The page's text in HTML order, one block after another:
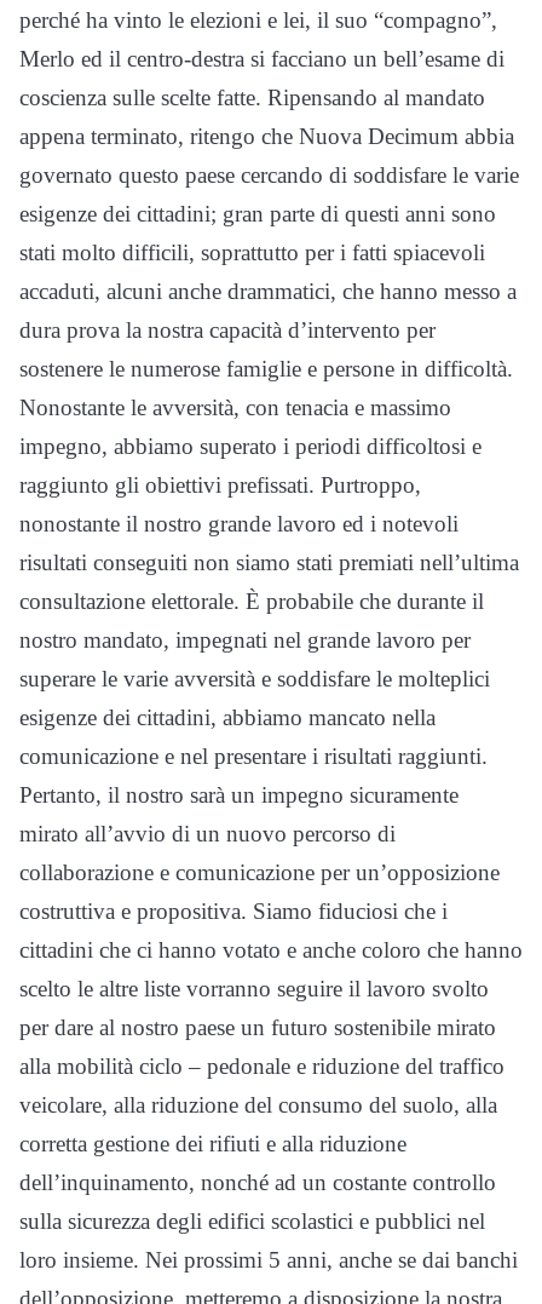
perché ha vinto le elezioni e lei, il suo “compagno”,
Merlo ed il centro-destra si facciano un bell’esame di
coscienza sulle scelte fatte. Ripensando al mandato
appena terminato, ritengo che Nuova Decimum abbia
governato questo paese cercando di soddisfare le varie
esigenze dei cittadini; gran parte di questi anni sono
stati molto difficili, soprattutto per i fatti spiacevoli
accaduti, alcuni anche drammatici, che hanno messo a
dura prova la nostra capacità d’intervento per
sostenere le numerose famiglie e persone in difficoltà.
Nonostante le avversità, con tenacia e massimo
impegno, abbiamo superato i periodi difficoltosi e
raggiunto gli obiettivi prefissati. Purtroppo,
nonostante il nostro grande lavoro ed i notevoli
risultati conseguiti non siamo stati premiati nell’ultima
consultazione elettorale. È probabile che durante il
nostro mandato, impegnati nel grande lavoro per
superare le varie avversità e soddisfare le molteplici
esigenze dei cittadini, abbiamo mancato nella
comunicazione e nel presentare i risultati raggiunti.
Pertanto, il nostro sarà un impegno sicuramente
mirato all’avvio di un nuovo percorso di
collaborazione e comunicazione per un’opposizione
costruttiva e propositiva. Siamo fiduciosi che i
cittadini che ci hanno votato e anche coloro che hanno
scelto le altre liste vorranno seguire il lavoro svolto
per dare al nostro paese un futuro sostenibile mirato
alla mobilità ciclo – pedonale e riduzione del traffico
veicolare, alla riduzione del consumo del suolo, alla
corretta gestione dei rifiuti e alla riduzione
dell’inquinamento, nonché ad un costante controllo
sulla sicurezza degli edifici scolastici e pubblici nel
loro insieme. Nei prossimi 5 anni, anche se dai banchi
dell’opposizione, metteremo a disposizione la nostra